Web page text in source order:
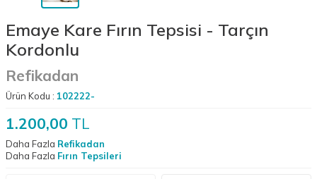
Emaye Kare Fırın Tepsisi - Tarçın
Kordonlu
Refikadan
Ürün Kodu : 102222-
1.200,00 TL
Daha Fazla Refikadan
Daha Fazla Fırın Tepsileri